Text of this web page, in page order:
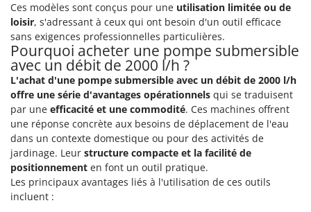
Reber
Redback
Resto Italia
Ribimex
Ripartrak
Ritter
River Systems
Robomow
Rossofuoco
Rover Pompe
Ces modèles sont conçus pour une utilisation limitée ou de
loisir, s'adressant à ceux qui ont besoin d'un outil efficace
sans exigences professionnelles particulières.
Pourquoi acheter une pompe submersible
avec un débit de 2000 l/h ?
L'achat d'une pompe submersible avec un débit de 2000 l/h
offre une série d'avantages opérationnels qui se traduisent
par une efficacité et une commodité. Ces machines offrent
une réponse concrète aux besoins de déplacement de l'eau
dans un contexte domestique ou pour des activités de
jardinage. Leur structure compacte et la facilité de
positionnement en font un outil pratique.
Les principaux avantages liés à l'utilisation de ces outils
incluent :